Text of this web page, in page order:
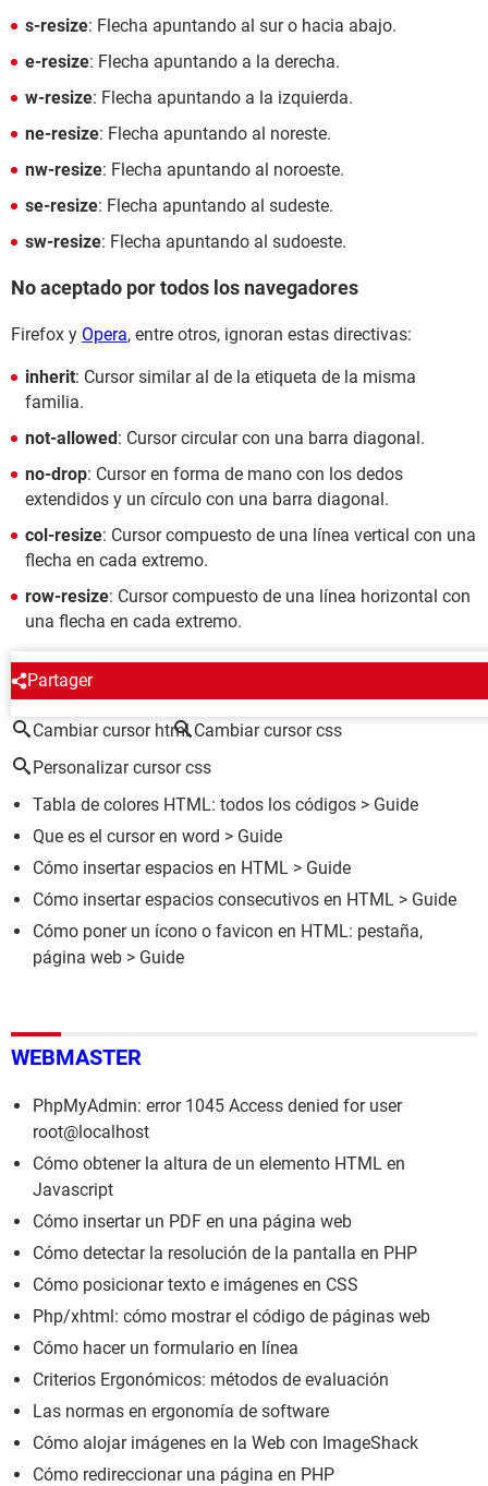
s-resize: Flecha apuntando al sur o hacia abajo.
e-resize: Flecha apuntando a la derecha.
w-resize: Flecha apuntando a la izquierda.
ne-resize: Flecha apuntando al noreste.
nw-resize: Flecha apuntando al noroeste.
se-resize: Flecha apuntando al sudeste.
sw-resize: Flecha apuntando al sudoeste.
No aceptado por todos los navegadores
Firefox y Opera, entre otros, ignoran estas directivas:
inherit: Cursor similar al de la etiqueta de la misma
familia.
not-allowed: Cursor circular con una barra diagonal.
no-drop: Cursor en forma de mano con los dedos
extendidos y un círculo con una barra diagonal.
col-resize: Cursor compuesto de una línea vertical con una
flecha en cada extremo.
row-resize: Cursor compuesto de una línea horizontal con
una flecha en cada extremo.
Partager
ALREDEDOR DEL MISMO TEMA
Cambiar cursor html Cambiar cursor css
Personalizar cursor css
Tabla de colores HTML: todos los códigos > Guide
Que es el cursor en word > Guide
Cómo insertar espacios en HTML > Guide
Cómo insertar espacios consecutivos en HTML > Guide
Cómo poner un ícono o favicon en HTML: pestaña,
página web > Guide
WEBMASTER
PhpMyAdmin: error 1045 Access denied for user
root@localhost
Cómo obtener la altura de un elemento HTML en
Javascript
Cómo insertar un PDF en una página web
Cómo detectar la resolución de la pantalla en PHP
Cómo posicionar texto e imágenes en CSS
Php/xhtml: cómo mostrar el código de páginas web
Cómo hacer un formulario en línea
Criterios Ergonómicos: métodos de evaluación
Las normas en ergonomía de software
Cómo alojar imágenes en la Web con ImageShack
Cómo redireccionar una página en PHP